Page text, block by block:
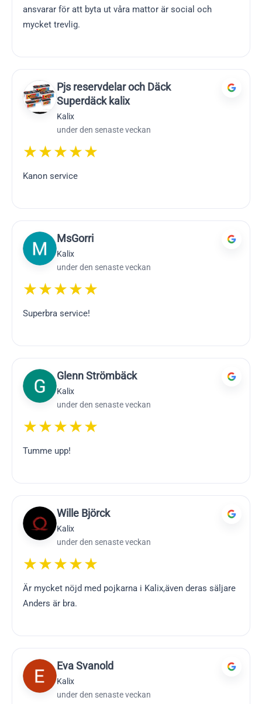
ansvarar för att byta ut våra mattor är social och
mycket trevlig.
Pjs reservdelar och Däck
Superdäck kalix
Kalix
under den senaste veckan
★★★★★
Kanon service
MsGorri
Kalix
under den senaste veckan
★★★★★
Superbra service!
Glenn Strömbäck
Kalix
under den senaste veckan
★★★★★
Tumme upp!
Wille Björck
Kalix
under den senaste veckan
★★★★★
Är mycket nöjd med pojkarna i Kalix,även deras säljare
Anders är bra.
Eva Svanold
Kalix
under den senaste veckan